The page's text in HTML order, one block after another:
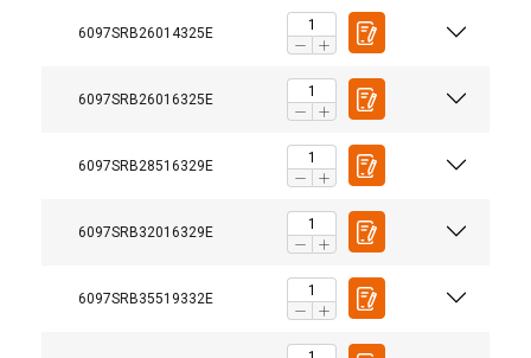
6097SRB26014325E
6097SRB26016325E
6097SRB28516329E
6097SRB32016329E
6097SRB35519332E